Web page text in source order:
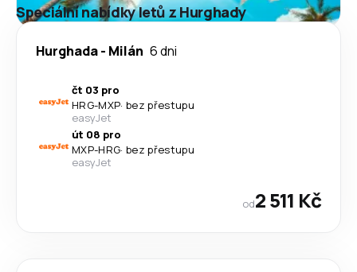
Speciální nabídky letů z Hurghady
Hurghada- Milán 6 dni
čt 03 pro
HRG-MXP· bez přestupu
easyJet
út 08 pro
MXP-HRG· bez přestupu
easyJet
od2 511 Kč